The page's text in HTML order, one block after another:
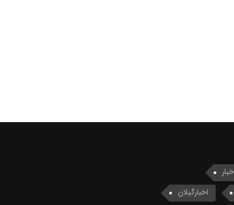
اخبارگیلان